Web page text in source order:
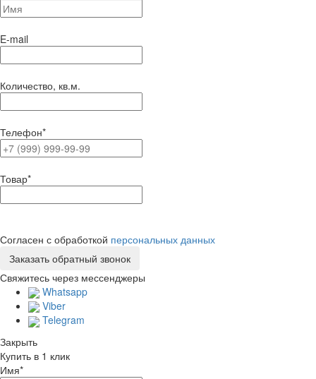
E-mail
Количество, кв.м.
Телефон*
Товар*
Согласен с обработкой персональных данных
Свяжитесь через мессенджеры
Whatsapp
Viber
Telegram
Закрыть
Купить в 1 клик
Имя*